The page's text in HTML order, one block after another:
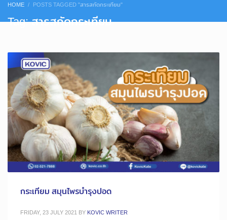
HOME POSTS TAGGED "สารสกัดกระเทียม"
Tag: สารสกัดกระเทียม
กระเทียม สมุนไพรบำรุงปอด
FRIDAY, 23 JULY 2021 BY KOVIC WRITER